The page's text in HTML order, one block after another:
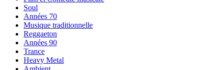
Soul
Années 70
Musique traditionnelle
Reggaeton
Années 90
Trance
Heavy Metal